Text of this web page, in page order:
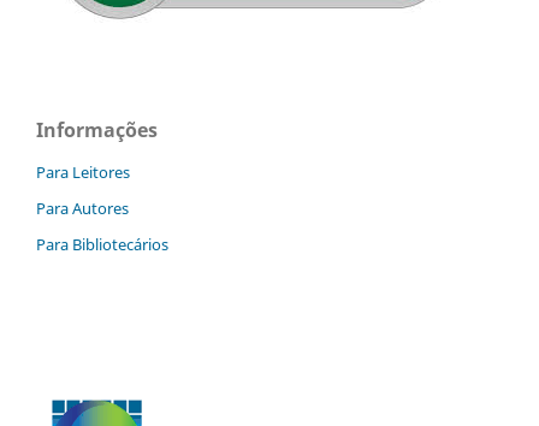
Informações
Para Leitores
Para Autores
Para Bibliotecários